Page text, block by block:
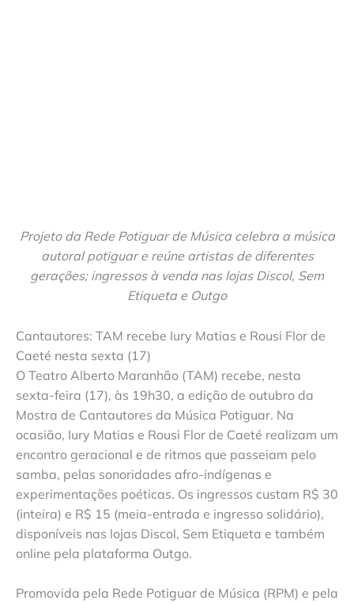
Projeto da Rede Potiguar de Música celebra a música
autoral potiguar e reúne artistas de diferentes
gerações; ingressos à venda nas lojas Discol, Sem
Etiqueta e Outgo
Cantautores: TAM recebe Iury Matias e Rousi Flor de
Caeté nesta sexta (17)
O Teatro Alberto Maranhão (TAM) recebe, nesta
sexta-feira (17), às 19h30, a edição de outubro da
Mostra de Cantautores da Música Potiguar. Na
ocasião, Iury Matias e Rousi Flor de Caeté realizam um
encontro geracional e de ritmos que passeiam pelo
samba, pelas sonoridades afro-indígenas e
experimentações poéticas. Os ingressos custam R$ 30
(inteira) e R$ 15 (meia-entrada e ingresso solidário),
disponíveis nas lojas Discol, Sem Etiqueta e também
online pela plataforma Outgo.
Promovida pela Rede Potiguar de Música (RPM) e pela